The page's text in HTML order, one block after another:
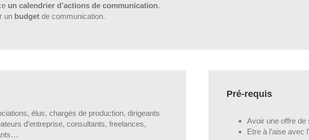
un calendrier d’actions de communication.
un budget de communication.
élus, chargés de production, dirigeants
d’entreprise, consultants, freelances,
Pré-requis
Avoir une offre de
Etre à l’aise avec